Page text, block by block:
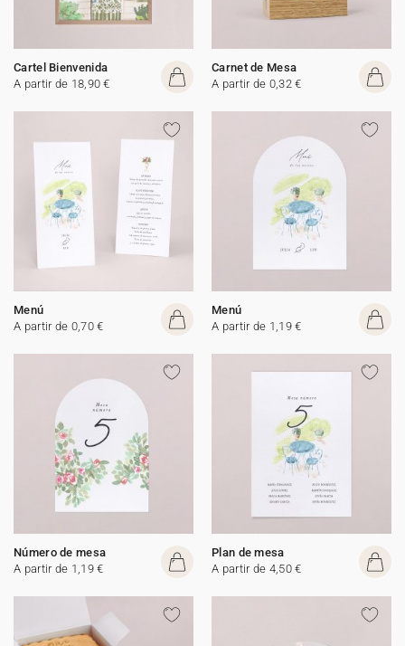
Cartel Bienvenida
A partir de 18,90 €
Carnet de Mesa
A partir de 0,32 €
Menú
A partir de 0,70 €
Menú
A partir de 1,19 €
Número de mesa
A partir de 1,19 €
Plan de mesa
A partir de 4,50 €